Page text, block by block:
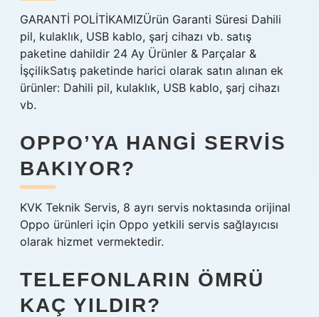
GARANTİ POLİTİKAMIZÜrün Garanti Süresi Dahili
pil, kulaklık, USB kablo, şarj cihazı vb. satış
paketine dahildir 24 Ay Ürünler & Parçalar &
İşçilikSatış paketinde harici olarak satın alınan ek
ürünler: Dahili pil, kulaklık, USB kablo, şarj cihazı
vb.
OPPO’YA HANGI SERVIS
BAKIYOR?
KVK Teknik Servis, 8 ayrı servis noktasında orijinal
Oppo ürünleri için Oppo yetkili servis sağlayıcısı
olarak hizmet vermektedir.
TELEFONLARIN ÖMRÜ
KAÇ YILDIR?